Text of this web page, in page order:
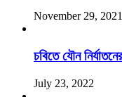
November 29, 2021
চবিতে যৌন
July 23, 2022